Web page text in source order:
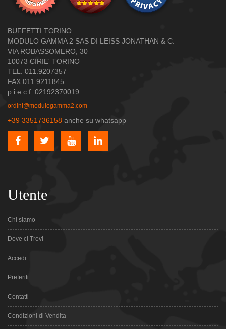
BUFFETTI TORINO
MODULO GAMMA 2 SAS DI LEISS JONATHAN & C.
VIA ROBASSOMERO, 30
10073 CIRIE' TORINO
TEL. 011.9207357
FAX 011.9211845
p.i e c.f. 02192370019
ordini@modulogamma2.com
+39 3351736158 anche su whatsapp
Utente
Chi siamo
Dove ci Trovi
Accedi
Preferiti
Contatti
Condizioni di Vendita